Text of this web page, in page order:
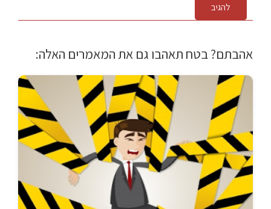
להגיב
אהבתם? בטח תאהבו גם את המאמרים האלה: